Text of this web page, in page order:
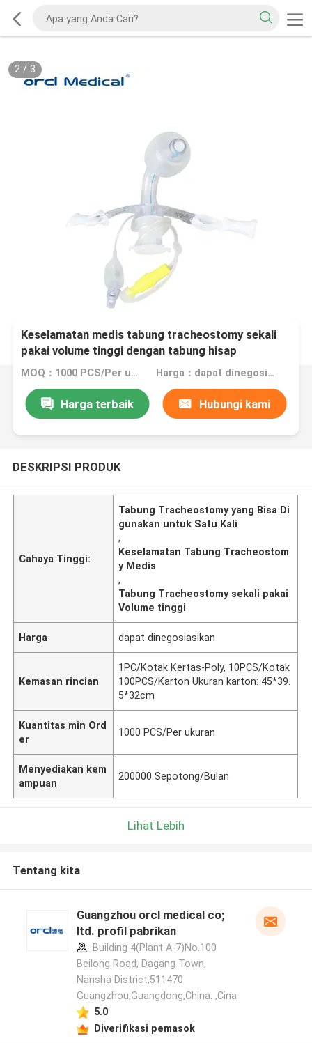
2/ 3
Keselamatan medis tabung tracheostomy sekali
pakai volume tinggi dengan tabung hisap
subglottic
MOQ：1000 PCS/Per ukuran Harga：dapat dinegosiasikan
Harga terbaik Hubungi kami
DESKRIPSI PRODUK
Cahaya Tinggi:
Tabung Tracheostomy yang Bisa Di
gunakan untuk Satu Kali
,
Keselamatan Tabung Tracheostom
y Medis
,
Tabung Tracheostomy sekali pakai
Volume tinggi
Harga dapat dinegosiasikan
Kemasan rincian
1PC/Kotak Kertas-Poly, 10PCS/Kotak
100PCS/Karton Ukuran karton: 45*39.
5*32cm
Kuantitas min Ord
er
1000 PCS/Per ukuran
Menyediakan kem
ampuan
200000 Sepotong/Bulan
Lihat Lebih
Tentang kita
Guangzhou orcl medical co;
ltd. profil pabrikan
Building 4(Plant A-7)No.100
Beilong Road, Dagang Town,
Nansha District,511470
Guangzhou,Guangdong,China. ,Cina
5.0
Diverifikasi pemasok